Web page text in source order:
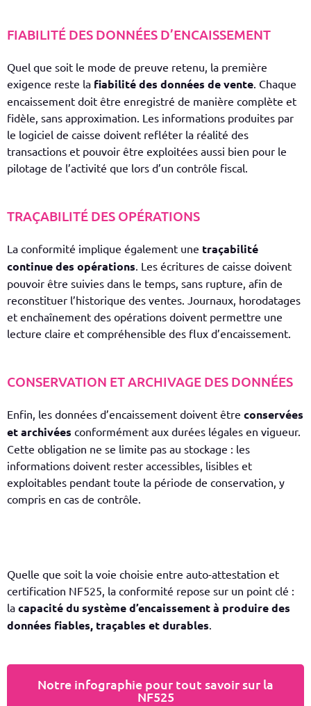
FIABILITÉ DES DONNÉES D’ENCAISSEMENT
Quel que soit le mode de preuve retenu, la première
exigence reste la fiabilité des données de vente. Chaque
encaissement doit être enregistré de manière complète et
fidèle, sans approximation. Les informations produites par
le logiciel de caisse doivent refléter la réalité des
transactions et pouvoir être exploitées aussi bien pour le
pilotage de l’activité que lors d’un contrôle fiscal.
TRAÇABILITÉ DES OPÉRATIONS
La conformité implique également une traçabilité
continue des opérations. Les écritures de caisse doivent
pouvoir être suivies dans le temps, sans rupture, afin de
reconstituer l’historique des ventes. Journaux, horodatages
et enchaînement des opérations doivent permettre une
lecture claire et compréhensible des flux d’encaissement.
CONSERVATION ET ARCHIVAGE DES DONNÉES
Enfin, les données d’encaissement doivent être conservées
et archivées conformément aux durées légales en vigueur.
Cette obligation ne se limite pas au stockage : les
informations doivent rester accessibles, lisibles et
exploitables pendant toute la période de conservation, y
compris en cas de contrôle.
Quelle que soit la voie choisie entre auto-attestation et
certification NF525, la conformité repose sur un point clé :
la capacité du système d’encaissement à produire des
données fiables, traçables et durables.
Notre infographie pour tout savoir sur la
NF525